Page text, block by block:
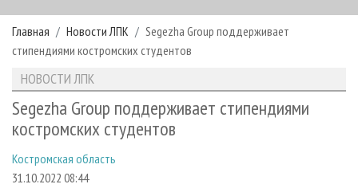
РУБРИКИ И ТЕМЫ
РУБРИКИ ЖУРНАЛА
ЛЕСОЗАГОТОВКА
ЛЕСОПИЛЕНИЕ
СУШКА ДРЕВЕСИНЫ
НОВОСТИ
НОВОСТИ ЛПК
НОВОСТИ ЖУРНАЛА
ПРОЕКТЫ ЛПИ
АНАЛИТИКА
ПРЕДПРИЯТИЯ ЛПК
ПЕРСОНЫ
АРХИВ
АРХИВ ЖУРНАЛОВ
О ЖУРНАЛЕ
ПОДПИСКА
КОНТАКТЫ
РЕКЛАМОДАТЕЛЯМ
РЕКЛАМА
Главная Новости ЛПК
Segezha Group поддерживает
стипендиями костромских студентов
НОВОСТИ ЛПК
Segezha Group поддерживает стипендиями
костромских студентов
Костромская область
31.10.2022 08:44